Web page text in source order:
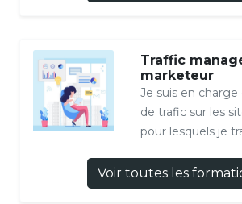
Traffic
marketeur
Je suis en
de trafic sur les
pour lesquels je
Voir toutes les